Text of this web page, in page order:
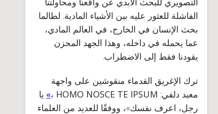
الفاشلة للعثور عليه بين الأشياء المادية. لطالما
بحث الإنسان في الخارج، في العالم المادي،
عما يحمله في داخله، وهذا الجهد المحزن
يقودنا فقط إلى الاضطراب.
ترك الإغريق القدماء منقوشين على واجهة
معبد دلفي: HOMO NOSCE TE IPSUM ،» يا
رجل، اعرف نفسك»، ووفقًا للعديد من العلماء